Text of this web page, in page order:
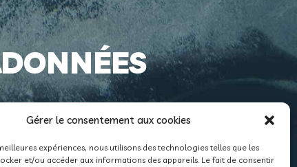
Gérer le consentement aux cookies
expériences, nous utilisons des technologies telles que les
et/ou accéder aux informations des appareils. Le fait de consentir
0000 1800 0529 8